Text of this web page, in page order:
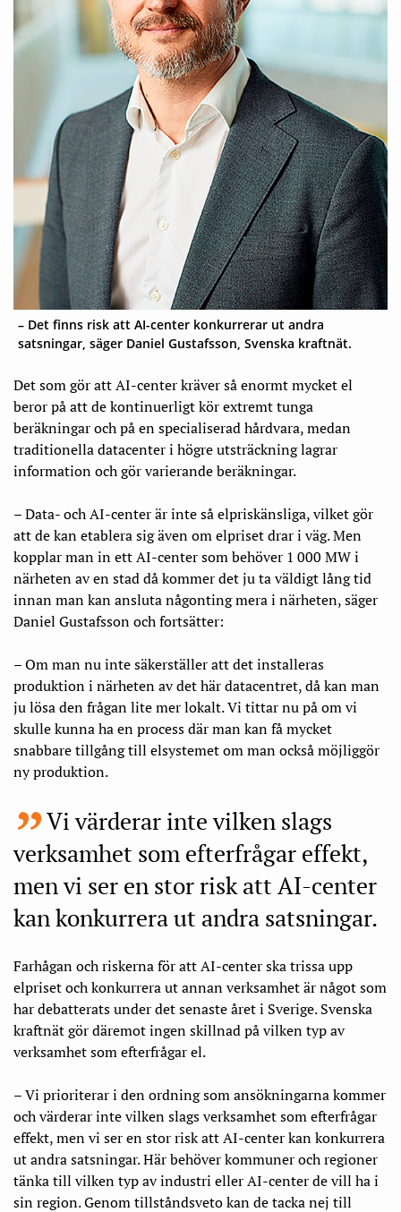
– Det finns risk att AI-center konkurrerar ut andra
satsningar, säger Daniel Gustafsson, Svenska kraftnät.
Det som gör att AI-center kräver så enormt mycket el
beror på att de kontinuerligt kör extremt tunga
beräkningar och på en specialiserad hårdvara, medan
traditionella datacenter i högre utsträckning lagrar
information och gör varierande beräkningar.
– Data- och AI-center är inte så elpriskänsliga, vilket gör
att de kan etablera sig även om elpriset drar i väg. Men
kopplar man in ett AI-center som behöver 1 000 MW i
närheten av en stad då kommer det ju ta väldigt lång tid
innan man kan ansluta någonting mera i närheten, säger
Daniel Gustafsson och fortsätter:
– Om man nu inte säkerställer att det installeras
produktion i närheten av det här datacentret, då kan man
ju lösa den frågan lite mer lokalt. Vi tittar nu på om vi
skulle kunna ha en process där man kan få mycket
snabbare tillgång till elsystemet om man också möjliggör
ny produktion.
Vi värderar inte vilken slags
verksamhet som efterfrågar effekt,
men vi ser en stor risk att AI-center
kan konkurrera ut andra satsningar.
Farhågan och riskerna för att AI-center ska trissa upp
elpriset och konkurrera ut annan verksamhet är något som
har debatterats under det senaste året i Sverige. Svenska
kraftnät gör däremot ingen skillnad på vilken typ av
verksamhet som efterfrågar el.
– Vi prioriterar i den ordning som ansökningarna kommer
och värderar inte vilken slags verksamhet som efterfrågar
effekt, men vi ser en stor risk att AI-center kan konkurrera
ut andra satsningar. Här behöver kommuner och regioner
tänka till vilken typ av industri eller AI-center de vill ha i
sin region. Genom tillståndsveto kan de tacka nej till